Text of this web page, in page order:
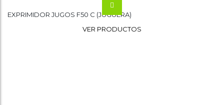
Wishlist
VER PRODUCTOS
EXPRIMIDOR JUGOS F50 C (JUGUERA)